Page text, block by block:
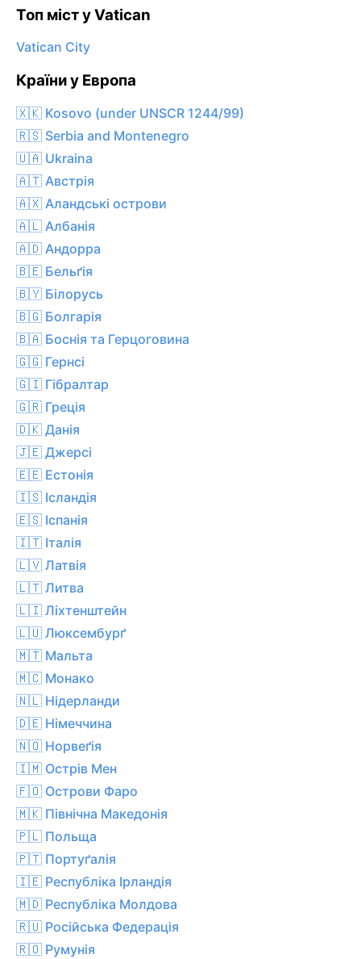
Топ міст у Vatican
Vatican City
Країни у Европа
🇽🇰 Kosovo (under UNSCR 1244/99)
🇷🇸 Serbia and Montenegro
🇺🇦 Ukraina
🇦🇹 Австрія
🇦🇽 Аландські острови
🇦🇱 Албанія
🇦🇩 Андорра
🇧🇪 Бельґія
🇧🇾 Білорусь
🇧🇬 Болгарія
🇧🇦 Боснія та Герцоговина
🇬🇬 Гернсі
🇬🇮 Гібралтар
🇬🇷 Греція
🇩🇰 Данія
🇯🇪 Джерсі
🇪🇪 Естонія
🇮🇸 Ісландія
🇪🇸 Іспанія
🇮🇹 Італія
🇱🇻 Латвія
🇱🇹 Литва
🇱🇮 Ліхтенштейн
🇱🇺 Люксембурґ
🇲🇹 Мальта
🇲🇨 Монако
🇳🇱 Нідерланди
🇩🇪 Німеччина
🇳🇴 Норвеґія
🇮🇲 Острів Мен
🇫🇴 Острови Фаро
🇲🇰 Північна Македонія
🇵🇱 Польща
🇵🇹 Портуґалія
🇮🇪 Республіка Ірландія
🇲🇩 Республіка Молдова
🇷🇺 Російська Федерація
🇷🇴 Румунія